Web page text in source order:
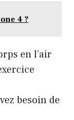
4 ?
en l’air
besoin de